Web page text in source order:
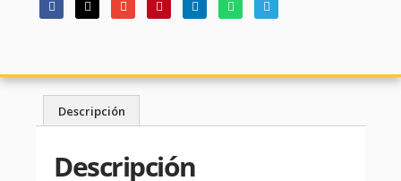
Descripción
Descripción